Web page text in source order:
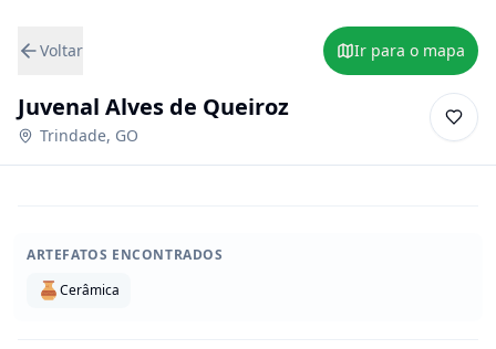
Voltar Ir para o mapa
Juvenal Alves de Queiroz
Trindade, GO
ARTEFATOS ENCONTRADOS
Cerâmica